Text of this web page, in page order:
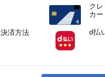
決済方法
ク
カー
d払